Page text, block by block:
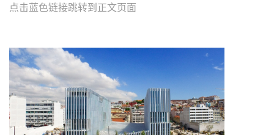
点击蓝色链接跳转到正文页面